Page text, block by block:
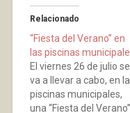
Relacionado
“Fiesta del Verano” en
las piscinas
El viernes 26 de julio se
va a llevar a cabo, en
piscinas municipales,
una “Fiesta del Verano”